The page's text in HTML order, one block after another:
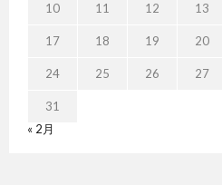
10 11 12 13
17 18 19 20
24 25 26 27
31
« 2月